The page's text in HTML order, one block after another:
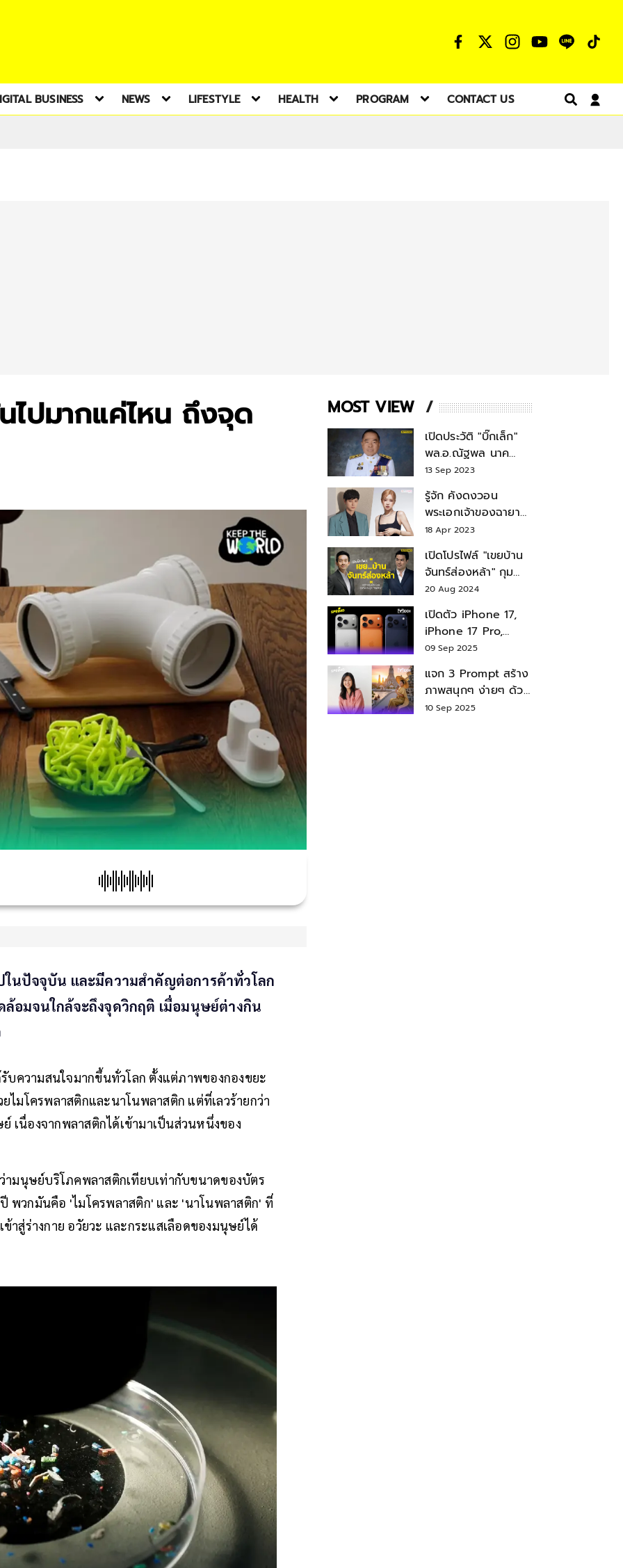
BUSINESS NEWS LIFESTYLE HEALTH PROGRAM CONTACT US
ไปมากแค่ไหน ถึงจุด
ในปัจจุบัน และมีความสำคัญต่อการค้าทั่วโลก
อมจนใกล้จะถึงจุดวิกฤติ เมื่อมนุษย์ต่างกิน
ความสนใจมากขึ้นทั่วโลก ตั้งแต่ภาพของกองขยะ
มโครพลาสติกและนาโนพลาสติก แต่ที่เลวร้ายกว่า
นื่องจากพลาสติกได้เข้ามาเป็นส่วนหนึ่งของ
ามนุษย์บริโภคพลาสติกเทียบเท่ากับขนาดของบัตร
พวกมันคือ 'ไมโครพลาสติก' และ 'นาโนพลาสติก' ที่
าสู่ร่างกาย อวัยวะ และกระแสเลือดของมนุษย์ได้
MOST VIEW
เปิดประวัติ "บิ๊กเล็ก"
พล.อ.ณัฐพล นาค
พาณิชย์ จากเลขาฯ
สมช.-เลขาฯ
รมว.กลาโหม
13 Sep 2023
รู้จัก คังดงวอน
พระเอกเจ้าของฉายา
สมบัติแห่งชาติ หลังมี
18 Apr 2023
เปิดโปรไฟล์ "เขยบ้าน
จันทร์ส่องหล้า" กุม
บังเหียนธุรกิจตระกูล
"ชินวัตร"
20 Aug 2024
เปิดตัว iPhone 17,
iPhone 17 Pro,
iPhone 17 Air สเปค
09 Sep 2025
แจก 3 Prompt สร้าง
ภาพสนุกๆ ง่ายๆ ด้วย
Nano Banana ใน
10 Sep 2025